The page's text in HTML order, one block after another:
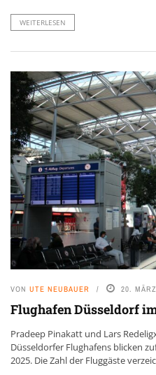
WEITERLESEN
VON UTE NEUBAUER 20.
Flughafen Düsseldorf
Pradeep Pinakatt und Lars
Düsseldorfer Flughafens blicken
2025. Die Zahl der Fluggäste